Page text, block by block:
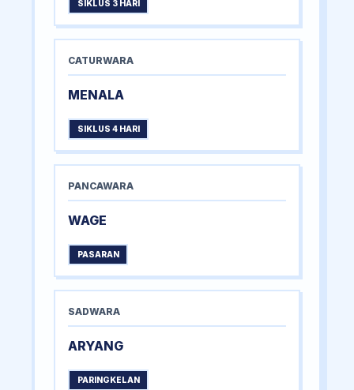
SIKLUS 3 HARI
CATURWARA
MENALA
SIKLUS 4 HARI
PANCAWARA
WAGE
PASARAN
SADWARA
ARYANG
PARINGKELAN